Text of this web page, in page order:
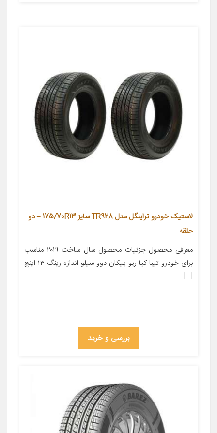
لاستیک خودرو تراینگل مدل TR928 سایز 175/70R13 – دو
حلقه
معرفی محصول جزئیات محصول سال ساخت ۲۰۱۹ مناسب
برای خودرو تیبا کیا ریو پیکان دوو سیلو اندازه رینگ ۱۳ اینچ
[…]
بررسی و خرید